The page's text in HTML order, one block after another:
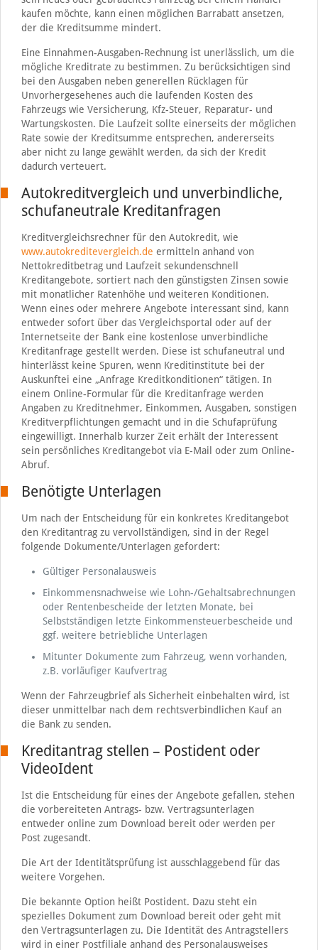
kaufen möchte, kann einen möglichen Barrabatt ansetzen,
der die Kreditsumme mindert.
Eine Einnahmen-Ausgaben-Rechnung ist unerlässlich, um die
mögliche Kreditrate zu bestimmen. Zu berücksichtigen sind
bei den Ausgaben neben generellen Rücklagen für
Unvorhergesehenes auch die laufenden Kosten des
Fahrzeugs wie Versicherung, Kfz-Steuer, Reparatur- und
Wartungskosten. Die Laufzeit sollte einerseits der möglichen
Rate sowie der Kreditsumme entsprechen, andererseits
aber nicht zu lange gewählt werden, da sich der Kredit
dadurch verteuert.
Autokreditvergleich und unverbindliche,
schufaneutrale Kreditanfragen
Kreditvergleichsrechner für den Autokredit, wie
www.autokreditevergleich.de ermitteln anhand von
Nettokreditbetrag und Laufzeit sekundenschnell
Kreditangebote, sortiert nach den günstigsten Zinsen sowie
mit monatlicher Ratenhöhe und weiteren Konditionen.
Wenn eines oder mehrere Angebote interessant sind, kann
entweder sofort über das Vergleichsportal oder auf der
Internetseite der Bank eine kostenlose unverbindliche
Kreditanfrage gestellt werden. Diese ist schufaneutral und
hinterlässt keine Spuren, wenn Kreditinstitute bei der
Auskunftei eine „Anfrage Kreditkonditionen“ tätigen. In
einem Online-Formular für die Kreditanfrage werden
Angaben zu Kreditnehmer, Einkommen, Ausgaben, sonstigen
Kreditverpflichtungen gemacht und in die Schufaprüfung
eingewilligt. Innerhalb kurzer Zeit erhält der Interessent
sein persönliches Kreditangebot via E-Mail oder zum Online-
Abruf.
Benötigte Unterlagen
Um nach der Entscheidung für ein konkretes Kreditangebot
den Kreditantrag zu vervollständigen, sind in der Regel
folgende Dokumente/Unterlagen gefordert:
Gültiger Personalausweis
Einkommensnachweise wie Lohn-/Gehaltsabrechnungen
oder Rentenbescheide der letzten Monate, bei
Selbstständigen letzte Einkommensteuerbescheide und
ggf. weitere betriebliche Unterlagen
Mitunter Dokumente zum Fahrzeug, wenn vorhanden,
z.B. vorläufiger Kaufvertrag
Wenn der Fahrzeugbrief als Sicherheit einbehalten wird, ist
dieser unmittelbar nach dem rechtsverbindlichen Kauf an
die Bank zu senden.
Kreditantrag stellen – Postident oder
VideoIdent
Ist die Entscheidung für eines der Angebote gefallen, stehen
die vorbereiteten Antrags- bzw. Vertragsunterlagen
entweder online zum Download bereit oder werden per
Post zugesandt.
Die Art der Identitätsprüfung ist ausschlaggebend für das
weitere Vorgehen.
Die bekannte Option heißt Postident. Dazu steht ein
spezielles Dokument zum Download bereit oder geht mit
den Vertragsunterlagen zu. Die Identität des Antragstellers
wird in einer Postfiliale anhand des Personalausweises